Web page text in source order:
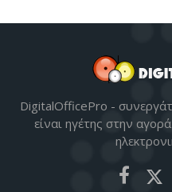
DigitalOfficePro -
είναι ηγέτης στην